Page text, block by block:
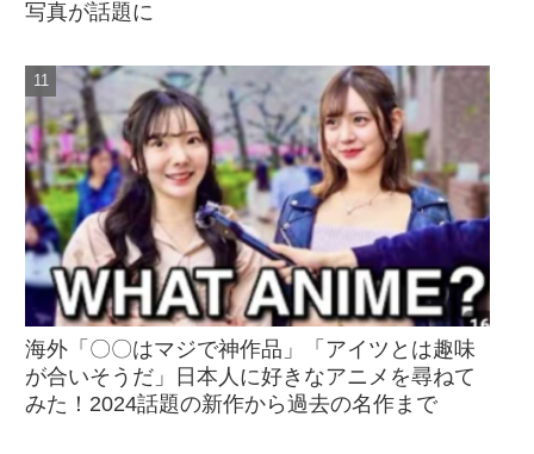
写真が話題に
海外「〇〇はマジで神作品」「アイツとは趣味
が合いそうだ」日本人に好きなアニメを尋ねて
みた！2024話題の新作から過去の名作まで